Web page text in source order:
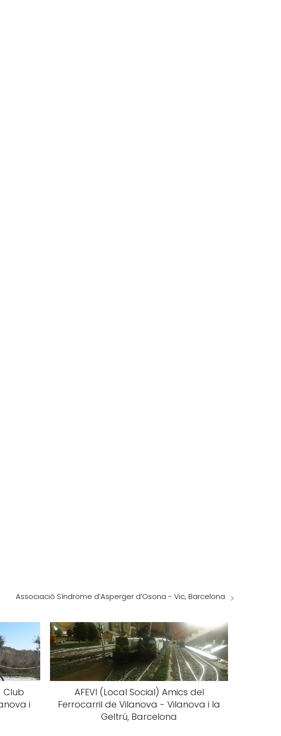
Associació Síndrome d’Asperger d’Osona - Vic, Barcelona
Club
i
AFEVI (Local Social) Amics del
Ferrocarril de Vilanova - Vilanova i la
Geltrú, Barcelona